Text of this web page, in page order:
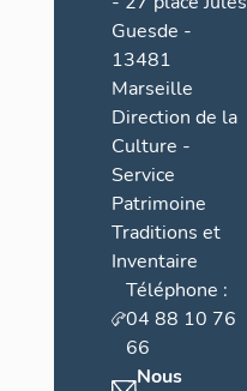
Guesde -
13481
Marseille
Direction de la
Culture -
Service
Patrimoine
Traditions et
Inventaire
Téléphone :
04 88 10 76
66
Nous